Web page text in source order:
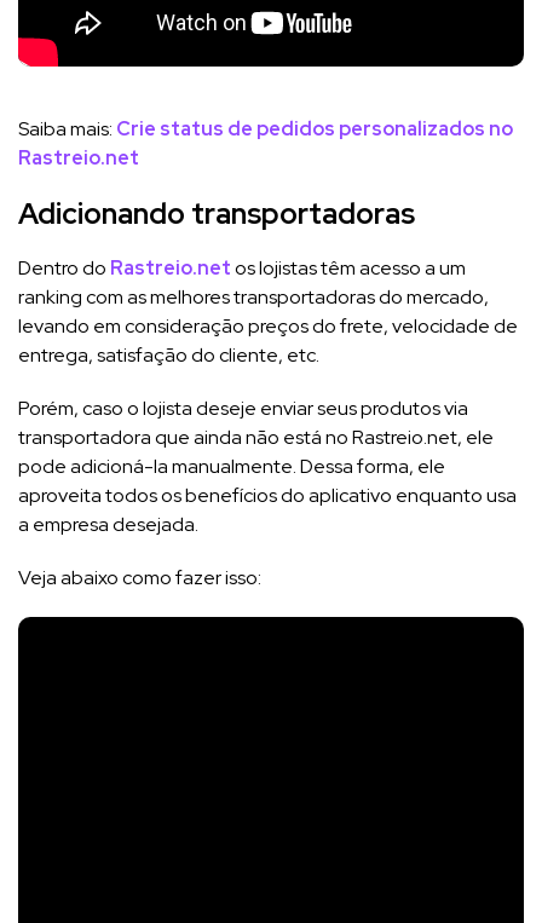
Saiba mais: Crie status de pedidos personalizados no
Rastreio.net
Adicionando transportadoras
Dentro do Rastreio.netos lojistas têm acesso a um
ranking com as melhores transportadoras do mercado,
levando em consideração preços do frete, velocidade de
entrega, satisfação do cliente, etc.
Porém, caso o lojista deseje enviar seus produtos via
transportadora que ainda não está no Rastreio.net, ele
pode adicioná-la manualmente. Dessa forma, ele
aproveita todos os benefícios do aplicativo enquanto usa
a empresa desejada.
Veja abaixo como fazer isso: